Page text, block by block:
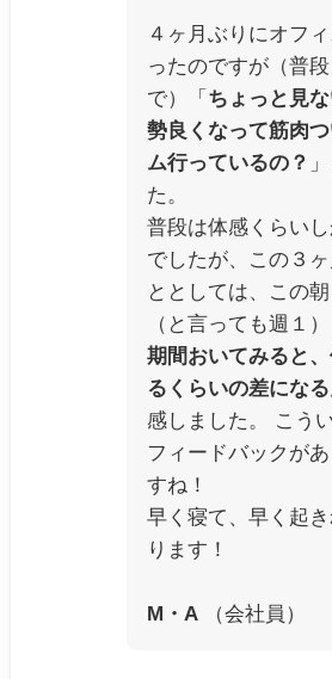
４ヶ月ぶりにオフ
ったのですが（普
で）「 ちょっと見
勢良くなって筋肉
ム行っているの？
た。
普段は体感くらい
でしたが、この３
ととしては、この
（と言っても週１
期間おいてみると
るくらいの差になる
感しました。 こう
フィードバックが
すね！
早く寝て、早く起
ります！
M・A （会社員）